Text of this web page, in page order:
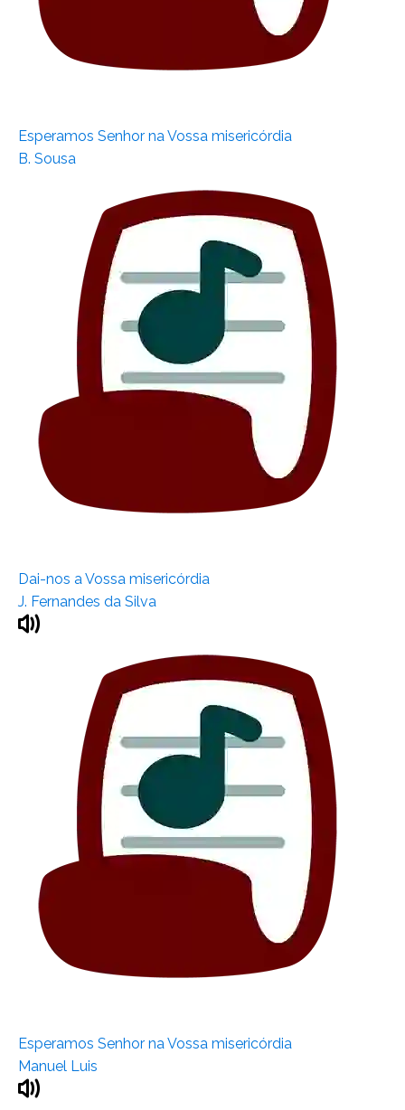
Esperamos Senhor na Vossa misericórdia
B. Sousa
Dai-nos a Vossa misericórdia
J. Fernandes da Silva
Esperamos Senhor na Vossa misericórdia
Manuel Luis